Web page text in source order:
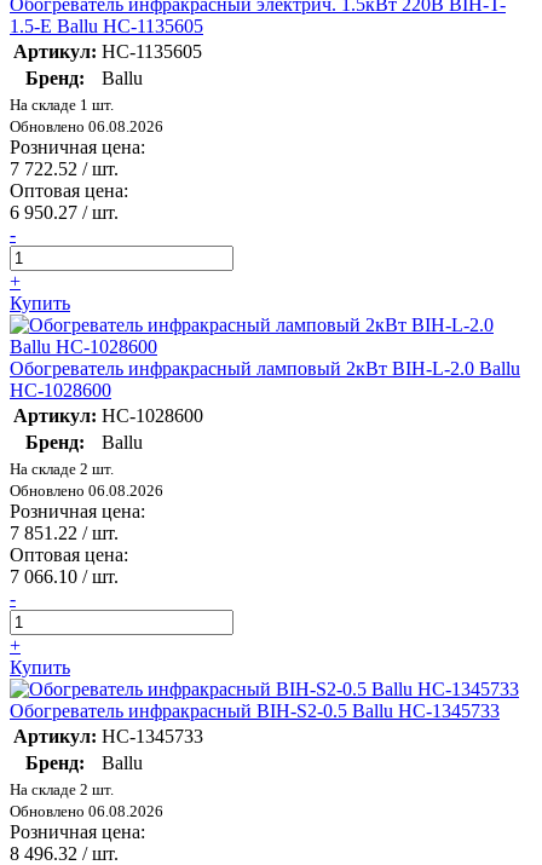
Обогреватель инфракрасный электрич. 1.5кВт 220В BIH-T-
1.5-E Ballu НС-1135605
Артикул: НС-1135605
Бренд:
Ballu
На складе 1 шт.
Обновлено 06.08.2026
Розничная цена:
7 722.52 / шт.
Оптовая цена:
6 950.27 / шт.
-
+
Купить
Обогреватель инфракрасный ламповый 2кВт BIH-L-2.0 Ballu
НС-1028600
Артикул: НС-1028600
Бренд:
Ballu
На складе 2 шт.
Обновлено 06.08.2026
Розничная цена:
7 851.22 / шт.
Оптовая цена:
7 066.10 / шт.
-
+
Купить
Обогреватель инфракрасный BIH-S2-0.5 Ballu НС-1345733
Артикул: НС-1345733
Бренд:
Ballu
На складе 2 шт.
Обновлено 06.08.2026
Розничная цена:
8 496.32 / шт.